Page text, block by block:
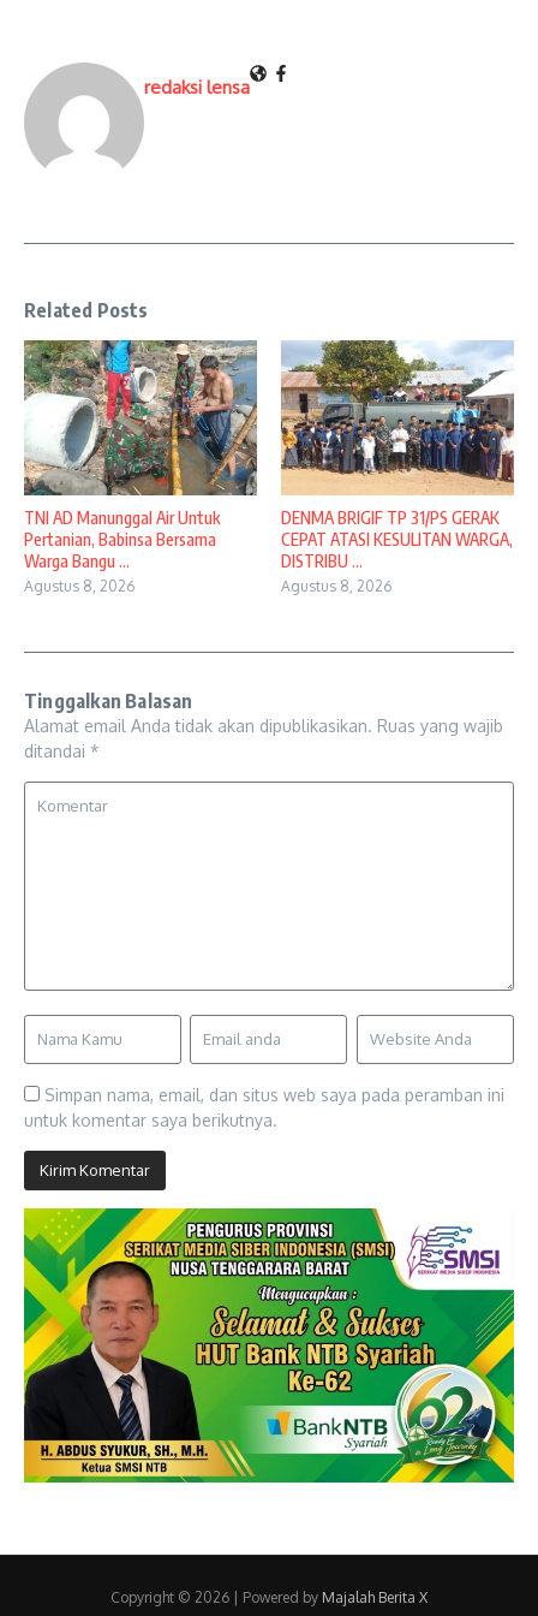
redaksi lensa
Related Posts
TNI AD Manunggal Air Untuk
Pertanian, Babinsa Bersama
Warga Bangu ...
Agustus 8, 2026
DENMA BRIGIF TP 31/PS GERAK
CEPAT ATASI KESULITAN WARGA,
DISTRIBU ...
Agustus 8, 2026
Tinggalkan Balasan
Alamat email Anda tidak akan dipublikasikan. Ruas yang wajib
ditandai *
Simpan nama, email, dan situs web saya pada peramban ini
untuk komentar saya berikutnya.
Copyright © 2026 | Powered by Majalah Berita X